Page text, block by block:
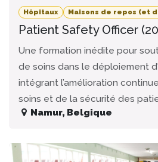
Hôpitaux Maisons de repos (et
Patient Safety Officer
Une formation inédite pour
de soins dans le déploiement
intégrant l’amélioration
soins et de la sécurité des
Namur, Belgique